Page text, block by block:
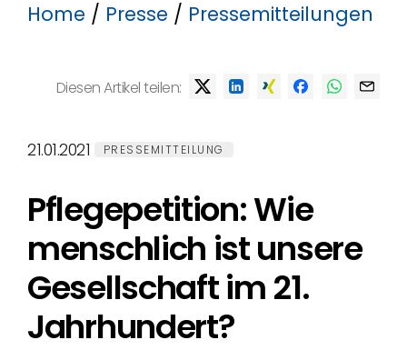
Home / Presse / Pressemitteilungen
Diesen Artikel teilen:
21.01.2021 PRESSEMITTEILUNG
Pflegepetition: Wie
menschlich ist unsere
Gesellschaft im 21.
Jahrhundert?